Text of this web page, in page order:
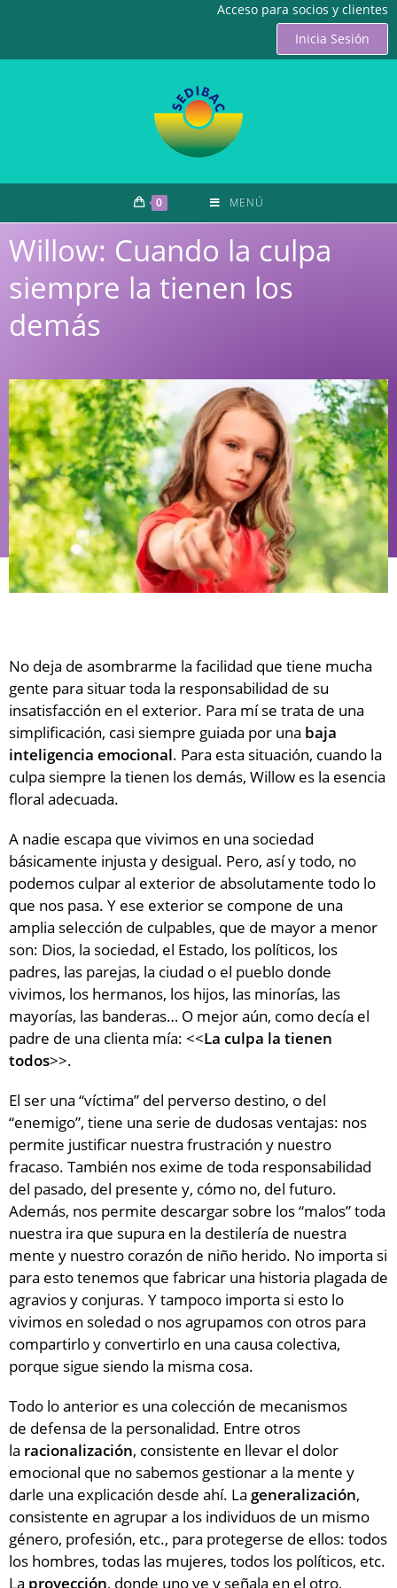
Acceso para socios y clientes
Inicia Sesión
0 MENÚ
Willow: Cuando la culpa
siempre la tienen los
demás
No deja de asombrarme la facilidad que tiene mucha
gente para situar toda la responsabilidad de su
insatisfacción en el exterior. Para mí se trata de una
simplificación, casi siempre guiada por una baja
inteligencia emocional. Para esta situación, cuando la
culpa siempre la tienen los demás, Willow es la esencia
floral adecuada.
A nadie escapa que vivimos en una sociedad
básicamente injusta y desigual. Pero, así y todo, no
podemos culpar al exterior de absolutamente todo lo
que nos pasa. Y ese exterior se compone de una
amplia selección de culpables, que de mayor a menor
son: Dios, la sociedad, el Estado, los políticos, los
padres, las parejas, la ciudad o el pueblo donde
vivimos, los hermanos, los hijos, las minorías, las
mayorías, las banderas… O mejor aún, como decía el
padre de una clienta mía: <<La culpa la tienen
todos>>.
El ser una “víctima” del perverso destino, o del
“enemigo”, tiene una serie de dudosas ventajas: nos
permite justificar nuestra frustración y nuestro
fracaso. También nos exime de toda responsabilidad
del pasado, del presente y, cómo no, del futuro.
Además, nos permite descargar sobre los “malos” toda
nuestra ira que supura en la destilería de nuestra
mente y nuestro corazón de niño herido. No importa si
para esto tenemos que fabricar una historia plagada de
agravios y conjuras. Y tampoco importa si esto lo
vivimos en soledad o nos agrupamos con otros para
compartirlo y convertirlo en una causa colectiva,
porque sigue siendo la misma cosa.
Todo lo anterior es una colección de mecanismos
de defensa de la personalidad. Entre otros
la racionalización, consistente en llevar el dolor
emocional que no sabemos gestionar a la mente y
darle una explicación desde ahí. La generalización,
consistente en agrupar a los individuos de un mismo
género, profesión, etc., para protegerse de ellos: todos
los hombres, todas las mujeres, todos los políticos, etc.
La proyección, donde uno ve y señala en el otro,